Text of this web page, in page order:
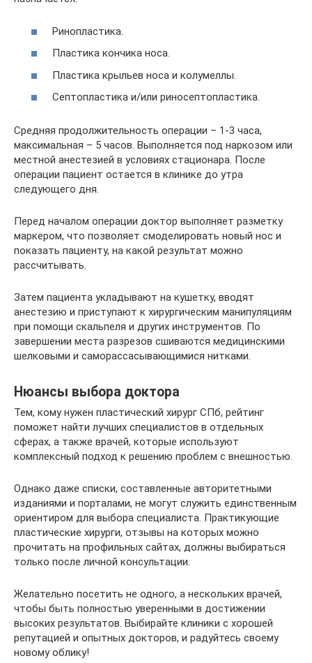
Ринопластика.
Пластика кончика носа.
Пластика крыльев носа и колумеллы.
Септопластика и/или риносептопластика.
Средняя продолжительность операции – 1-3 часа,
максимальная – 5 часов. Выполняется под наркозом или
местной анестезией в условиях стационара. После
операции пациент остается в клинике до утра
следующего дня.
Перед началом операции доктор выполняет разметку
маркером, что позволяет смоделировать новый нос и
показать пациенту, на какой результат можно
рассчитывать.
Затем пациента укладывают на кушетку, вводят
анестезию и приступают к хирургическим манипуляциям
при помощи скальпеля и других инструментов. По
завершении места разрезов сшиваются медицинскими
шелковыми и саморассасывающимися нитками.
Нюансы выбора доктора
Тем, кому нужен пластический хирург СПб, рейтинг
поможет найти лучших специалистов в отдельных
сферах, а также врачей, которые используют
комплексный подход к решению проблем с внешностью.
Однако даже списки, составленные авторитетными
изданиями и порталами, не могут служить единственным
ориентиром для выбора специалиста. Практикующие
пластические хирурги, отзывы на которых можно
прочитать на профильных сайтах, должны выбираться
только после личной консультации.
Желательно посетить не одного, а нескольких врачей,
чтобы быть полностью уверенными в достижении
высоких результатов. Выбирайте клиники с хорошей
репутацией и опытных докторов, и радуйтесь своему
новому облику!